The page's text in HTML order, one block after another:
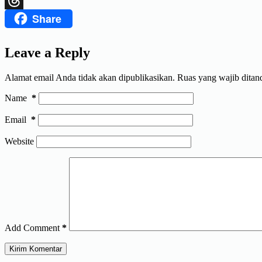
ThreadsShare
Leave a Reply
Alamat email Anda tidak akan dipublikasikan. Ruas yang wajib
Name *
Email *
Website
Add Comment *
Kirim Komentar